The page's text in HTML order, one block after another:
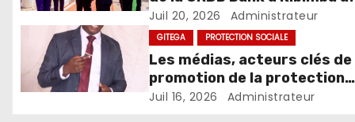
de renforcer son appui au
financement de l’agriculture
de l’élevage
Juil 20, 2026 Administrateur
GITEGA PROTECTION SOCIALE
Les médias, acteurs clés de
promotion de la protection
sociale au Burundi
Juil 16, 2026 Administrateur